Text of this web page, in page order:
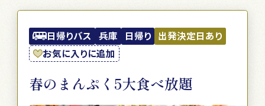
日帰りバス 兵庫 日帰り 出発決定日あり
お気に入りに追加
春のまんぷく5大食べ放題